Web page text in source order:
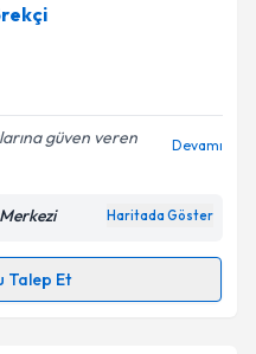
Gönder
takvimi talebi
randevu almanız için bir
ile bilgilendireceğiz.
ilişkin
Aydınlatma
ediyorum.
güven veren
Devamı
Haritada Göster
Talep Et